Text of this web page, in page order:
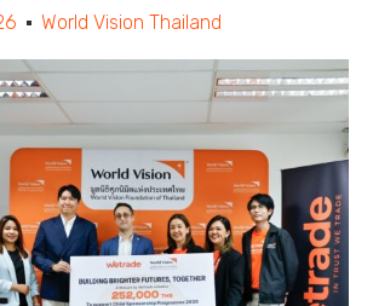
World Vision Thailand